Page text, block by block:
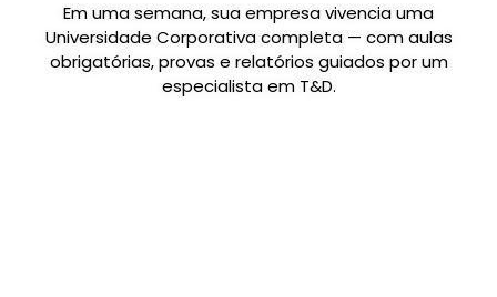
Em uma semana, sua empresa vivencia uma
Universidade Corporativa completa — com aulas
obrigatórias, provas e relatórios guiados por um
especialista em T&D.